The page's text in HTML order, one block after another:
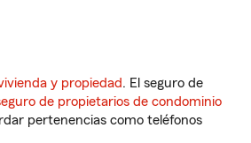
y propiedad. El seguro de
de propietarios de condominio
pertenencias como teléfonos